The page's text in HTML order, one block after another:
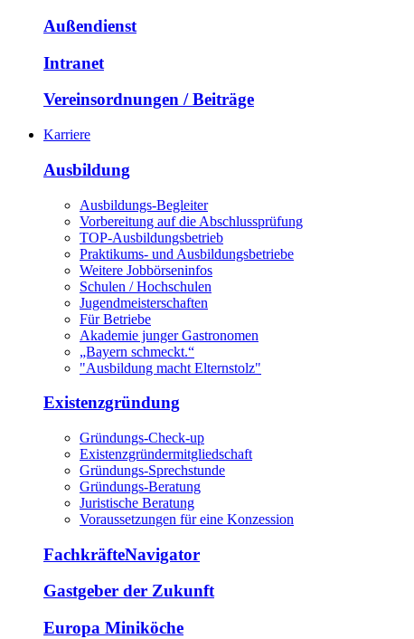
Außendienst
Intranet
Vereinsordnungen / Beiträge
Karriere
Ausbildung
Ausbildungs-Begleiter
Vorbereitung auf die Abschlussprüfung
TOP-Ausbildungsbetrieb
Praktikums- und Ausbildungsbetriebe
Weitere Jobbörseninfos
Schulen / Hochschulen
Jugendmeisterschaften
Für Betriebe
Akademie junger Gastronomen
„Bayern schmeckt.“
"Ausbildung macht Elternstolz"
Existenzgründung
Gründungs-Check-up
Existenzgründermitgliedschaft
Gründungs-Sprechstunde
Gründungs-Beratung
Juristische Beratung
Voraussetzungen für eine Konzession
FachkräfteNavigator
Gastgeber der Zukunft
Europa Miniköche